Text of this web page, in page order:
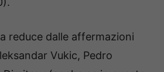
reduce dalle affermazioni
Vukic, Pedro